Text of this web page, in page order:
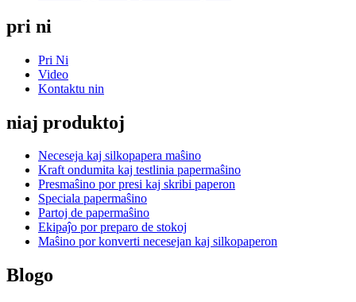
pri ni
Pri Ni
Video
Kontaktu nin
niaj produktoj
Neceseja kaj silkopapera maŝino
Kraft ondumita kaj testlinia papermaŝino
Presmaŝino por presi kaj skribi paperon
Speciala papermaŝino
Partoj de papermaŝino
Ekipaĵo por preparo de stokoj
Maŝino por konverti necesejan kaj silkopaperon
Blogo